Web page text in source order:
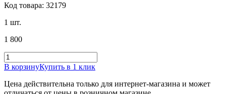
Код товара: 32179
1 шт.
1 800
В корзинуКупить в 1 клик
Цена действительна только для интернет-магазина и может